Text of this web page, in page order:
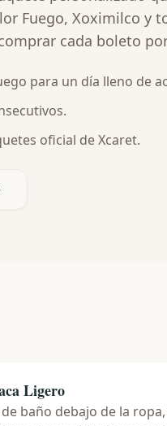
Fuego, Xoximilco y
cada boleto
para un día lleno de
oficial de Xcaret.
Ligero
baño debajo de la